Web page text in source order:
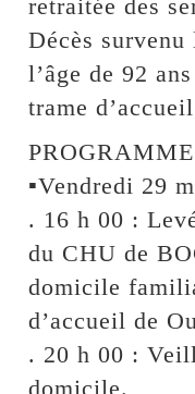
retraitée des
Décès
l’âge de 92
trame
▪︎Vendredi 29
. 16 h 00 :
du CHU de
domicile
d’accueil de
. 20 h 00 :
domicile.